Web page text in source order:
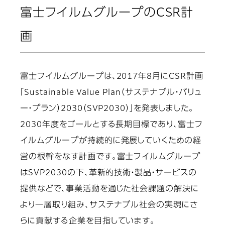
富士フイルムグループのCSR計
画
富士フイルムグループは、2017年8月にCSR計画
「Sustainable Value Plan（サステナブル・バリュ
ー・プラン）2030（SVP2030）」を発表しました。
2030年度をゴールとする長期目標であり、富士フ
イルムグループが持続的に発展していくための経
営の根幹をなす計画です。富士フイルムグループ
はSVP2030の下、革新的技術・製品・サービスの
提供などで、事業活動を通じた社会課題の解決に
より一層取り組み、サステナブル社会の実現にさ
らに貢献する企業を目指しています。